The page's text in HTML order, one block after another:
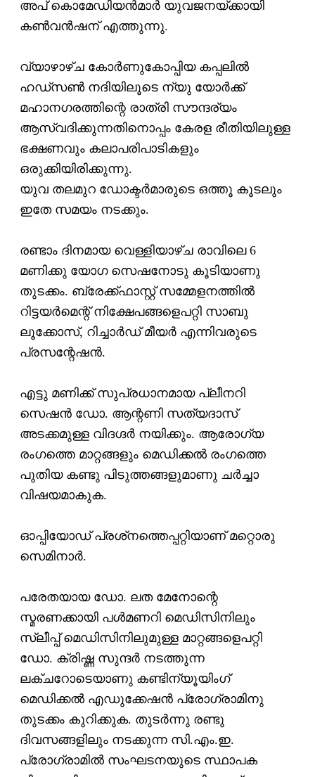
അപ് കൊമേഡിയന്‍മാര്‍ യുവജനയ്ക്കായി
കണ്‍വന്‍ഷന് എത്തുന്നു.
വ്യാഴാഴ്ച കോര്‍ണുകോപ്പിയ കപ്പലില്‍
ഹഡ്‌സണ്‍ നദിയിലൂടെ ന്യു യോര്‍ക്ക്
മഹാനഗരത്തിന്റെ രാത്രി സൗന്ദര്യം
ആസ്വദിക്കുന്നതിനൊപ്പം കേരള രീതിയിലുള്ള
ഭക്ഷണവും കലാപരിപാടികളും
ഒരുക്കിയിരിക്കുന്നു.
യുവ തലമുറ ഡോക്ടര്‍മാരുടെ ഒത്തൂ കൂടലും
ഇതേ സമയം നടക്കും.
രണ്ടാം ദിനമായ വെള്ളിയാഴ്ച രാവിലെ 6
മണിക്കു യോഗ സെഷനോടു കൂടിയാണു
തുടക്കം. ബ്രേക്ക്ഫാസ്റ്റ് സമ്മേളനത്തില്‍
റിട്ടയര്‍മെന്റ് നിക്ഷേപങ്ങളെപറ്റി സാബു
ലൂക്കോസ്, റിച്ചാര്‍ഡ് മീയര്‍ എന്നിവരുടെ
പ്രസന്റേഷന്‍.
എട്ടു മണിക്ക് സുപ്രധാനമായ പ്ലീനറി
സെഷന്‍ ഡോ. ആന്റണി സത്യദാസ്
അടക്കമുള്ള വിദഗ്ദര്‍ നയിക്കും. ആരോഗ്യ
രംഗത്തെ മാറ്റങ്ങളും മെഡിക്കല്‍ രംഗത്തെ
പുതിയ കണ്ടു പിടുത്തങ്ങളുമാണു ചര്‍ച്ചാ
വിഷയമാകുക.
ഓപ്പിയോഡ് പ്രശ്‌നത്തെപ്പറ്റിയാണ് മറ്റൊരു
സെമിനാര്‍.
പരേതയായ ഡോ. ലത മേനോന്റെ
സ്മരണക്കായി പള്‍മണറി മെഡിസിനിലും
സ്ലീപ്പ് മെഡിസിനിലുമുള്ള മാറ്റങ്ങളെപറ്റി
ഡോ. ക്രിഷ്ണ സുന്ദര്‍ നടത്തുന്ന
ലക്ചറോടെയാണു കണ്ടിന്യൂയിംഗ്
മെഡിക്കല്‍ എഡുക്കേഷന്‍ പ്രോഗ്രാമിനു
തുടക്കം കുറിക്കുക. തുടര്‍ന്നു രണ്ടു
ദിവസങ്ങളിലും നടക്കുന്ന സി.എം.ഇ.
പ്രോഗ്രാമില്‍ സംഘടനയുടെ സ്ഥാപക